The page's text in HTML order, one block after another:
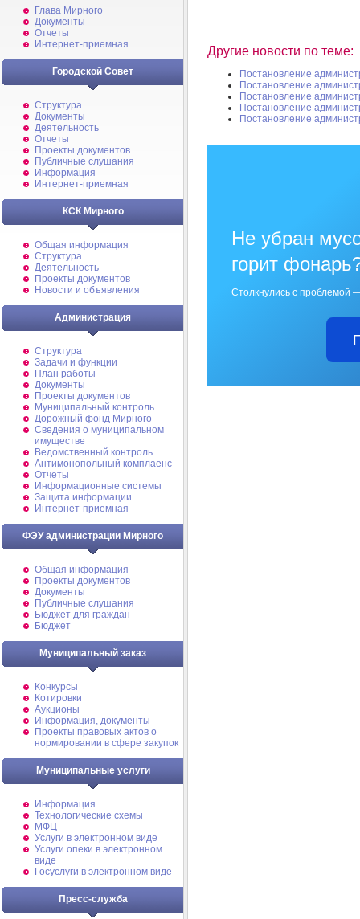
Глава Мирного
Документы
Отчеты
Интернет-приемная
Городской Совет
Структура
Документы
Деятельность
Отчеты
Проекты документов
Публичные слушания
Информация
Интернет-приемная
КСК Мирного
Общая информация
Структура
Деятельность
Проекты документов
Новости и объявления
Администрация
Структура
Задачи и функции
План работы
Документы
Проекты документов
Муниципальный контроль
Дорожный фонд Мирного
Cведения о муниципальном
имуществе
Ведомственный контроль
Антимонопольный комплаенс
Отчеты
Информационные системы
Защита информации
Интернет-приемная
ФЭУ администрации Мирного
Общая информация
Проекты документов
Документы
Публичные слушания
Бюджет для граждан
Бюджет
Муниципальный заказ
Конкурсы
Котировки
Аукционы
Информация, документы
Проекты правовых актов о
нормировании в сфере закупок
Муниципальные услуги
Информация
Технологические схемы
МФЦ
Услуги в электронном виде
Услуги опеки в электронном
виде
Госуслуги в электронном виде
Пресс-служба
Другие новости по теме:
Постановление
Постановление
Постановление
Постановление
Постановление
Не убран
горит
Столкнулись с проблемой